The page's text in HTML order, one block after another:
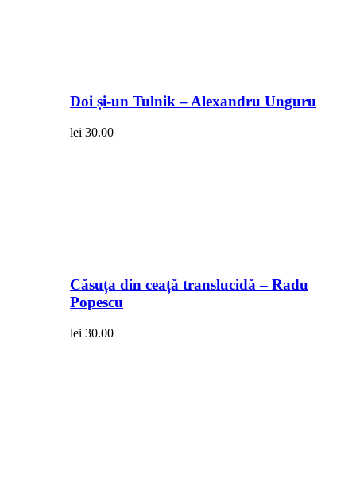
Doi și-un Tulnik – Alexandru Unguru
lei 30.00
Căsuța din ceață translucidă – Radu
Popescu
lei 30.00